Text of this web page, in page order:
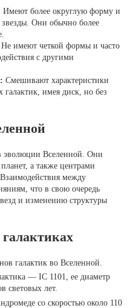
Имеют более округлую форму и
Они обычно более
Не имеют четкой формы и часто
с другими
Смешивают характеристики
галактик, имея диск, но без
эволюции Вселенной. Они
а также центрами
между
что в свою очередь
и изменению структуры
галактик во Вселенной.
— IC 1101, ее диаметр
световых лет.
со скоростью около 110